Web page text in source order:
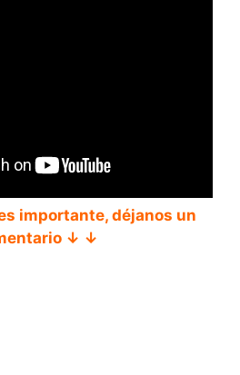
importante, déjanos un
↓ ↓